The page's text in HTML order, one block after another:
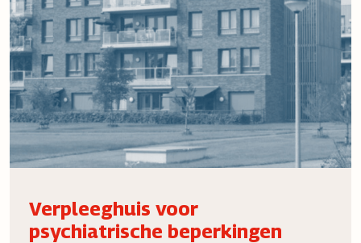
Verpleeghuis voor
psychiatrische beperkingen